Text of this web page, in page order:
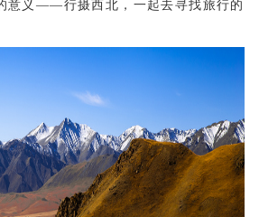
意义 ——行摄西北，一起去寻找旅行的